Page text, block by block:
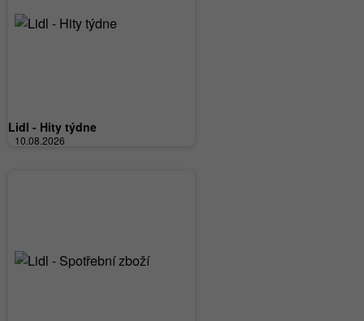
Lidl - Hity týdne
10.08.2026